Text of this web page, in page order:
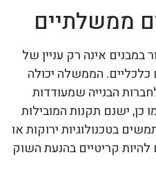
ממשלתיים
אינה רק עניין של
הממשלה יכולה
הבנייה שמעודדות
ישנם תקנות המובילות
בטכנולוגיות ירוקות או
להיות קריטיים בהנעת השוק